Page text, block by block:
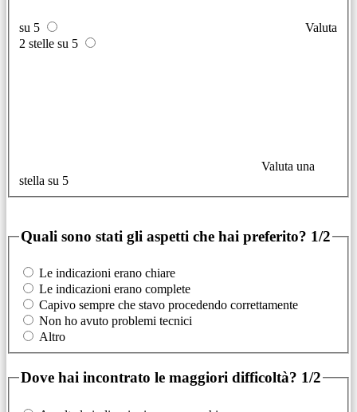
su 5
Valuta
2 stelle su 5
Valuta una
stella su 5
Quali sono stati gli aspetti che hai preferito? 1/2
Le indicazioni erano chiare
Le indicazioni erano complete
Capivo sempre che stavo procedendo correttamente
Non ho avuto problemi tecnici
Altro
Dove hai incontrato le maggiori difficoltà? 1/2